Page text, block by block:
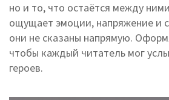
но и то, что остаётся между
ощущает эмоции, напряжение и
они не сказаны напрямую.
чтобы каждый читатель мог
героев.